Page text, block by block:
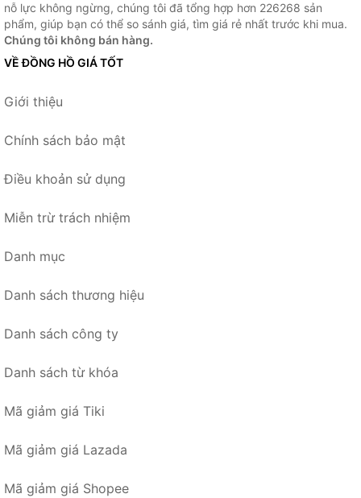
nỗ lực không ngừng, chúng tôi đã tổng hợp hơn 226268 sản
phẩm, giúp bạn có thể so sánh giá, tìm giá rẻ nhất trước khi mua.
Chúng tôi không bán hàng.
VỀ ĐỒNG HỒ GIÁ TỐT
Giới thiệu
Chính sách bảo mật
Điều khoản sử dụng
Miễn trừ trách nhiệm
Danh mục
Danh sách thương hiệu
Danh sách công ty
Danh sách từ khóa
Mã giảm giá Tiki
Mã giảm giá Lazada
Mã giảm giá Shopee